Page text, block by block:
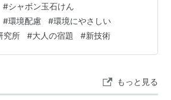
成分入り消火剤と比べてイネの発芽
とも実証されています。同社は北九
開発を経て2007年に本製品を実用化
業として泥炭火災に悩むインドネシ
面です。環…
#シャボン玉石けん
#環境配慮 #環境にやさしい
究所 #大人の宿題 #新技術
もっと見る